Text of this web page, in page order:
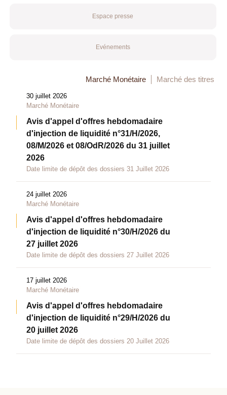
Espace presse
Evénements
Marché Monétaire Marché des titres
30 juillet 2026
Marché Monétaire
Avis d'appel d'offres hebdomadaire
d'injection de liquidité n°31/H/2026,
08/M/2026 et 08/OdR/2026 du 31 juillet
2026
Date limite de dépôt des dossiers 31 Juillet 2026
24 juillet 2026
Marché Monétaire
Avis d'appel d'offres hebdomadaire
d'injection de liquidité n°30/H/2026 du
27 juillet 2026
Date limite de dépôt des dossiers 27 Juillet 2026
17 juillet 2026
Marché Monétaire
Avis d'appel d'offres hebdomadaire
d'injection de liquidité n°29/H/2026 du
20 juillet 2026
Date limite de dépôt des dossiers 20 Juillet 2026